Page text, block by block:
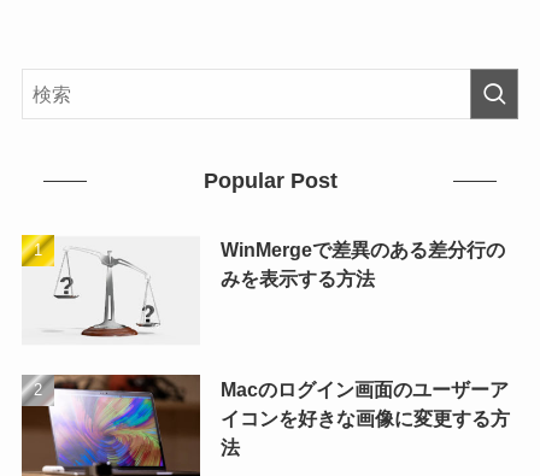
Popular Post
WinMergeで差異のある差分行の
みを表示する方法
Macのログイン画面のユーザーア
イコンを好きな画像に変更する方
法